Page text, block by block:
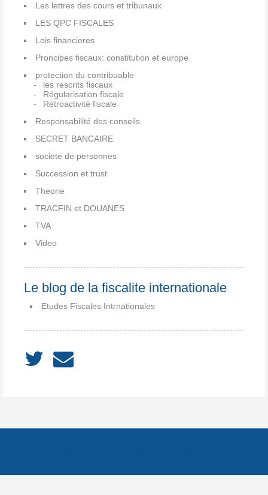
Les lettres des cours et tribunaux
LES QPC FISCALES
Lois financieres
Proncipes fiscaux: constitution et europe
protection du contribuable
les rescrits fiscaux
Régularisation fiscale
Rétroactivité fiscale
Responsabilité des conseils
SECRET BANCAIRE
societe de personnes
Succession et trust
Theorie
TRACFIN et DOUANES
TVA
Video
Le blog de la fiscalite internationale
Etudes Fiscales Intrnationales